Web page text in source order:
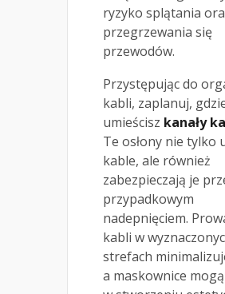
ryzyko splątania
przegrzewania się
przewodów.
Przystępując do
kabli, zaplanuj,
umieścisz kanały
Te osłony nie tylko
kable, ale również
zabezpieczają je
przypadkowym
nadepnięciem.
kabli w
strefach
a maskownice